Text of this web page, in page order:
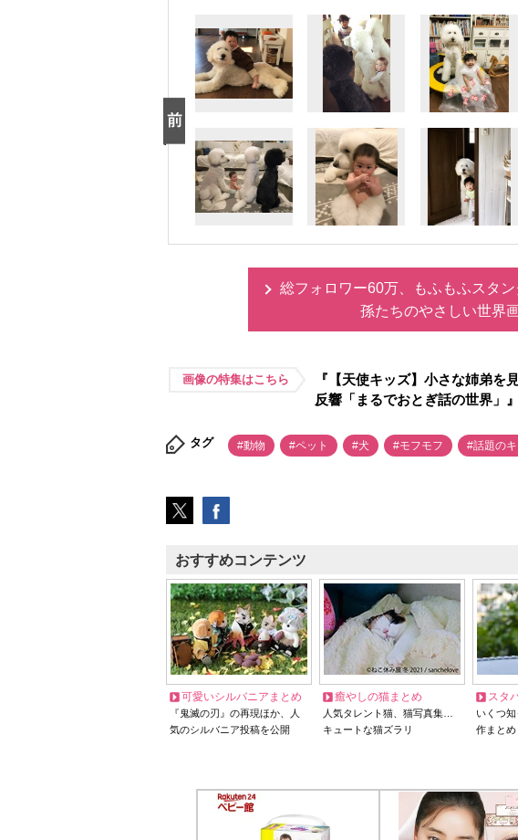
総フォロワー60万、もふもふスタ
孫たちのやさしい世界
画像の特集はこちら
『【天使キッズ】小さな姉弟を
反響「まるでおとぎ話の世界」
タグ #動物 #ペット #犬 #モフモフ #話題の
おすすめコンテンツ
可愛いシルバニアまとめ
『鬼滅の刃』の再現ほか、人
気のシルバニア投稿を公開
癒やしの猫まとめ
人気タレント猫、猫写真集…
キュートな猫ズラリ
スタ
いくつ
作まとめ